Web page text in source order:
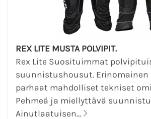
REX LITE MUSTA POLVIPIT.
Rex Lite Suosituimmat
suunnistushousut.
parhaat mahdolliset tekniset
Pehmeä ja miellyttävä
Ainutlaatuisen...